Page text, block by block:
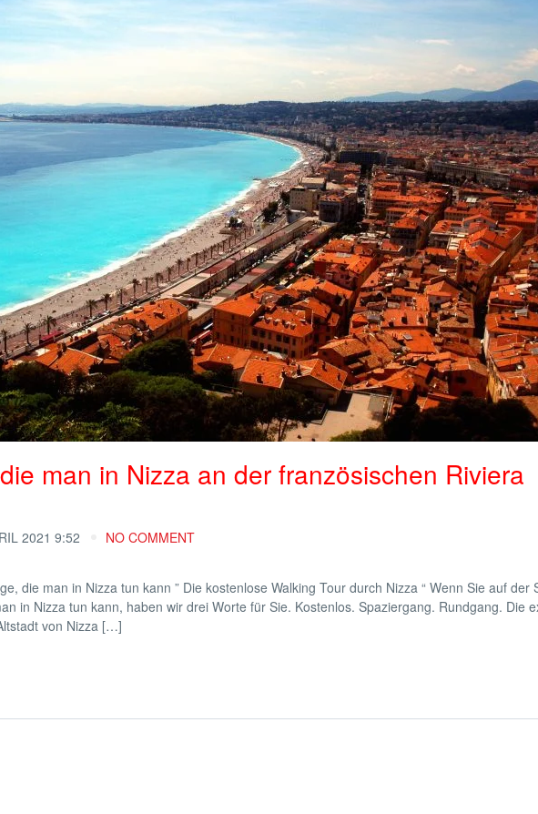
man in Nizza an der französischen Riviera
2021 9:52 NO COMMENT
die man in Nizza tun kann ” Die kostenlose Walking Tour durch Nizza “ Wenn Sie auf der
in Nizza tun kann, haben wir drei Worte für Sie. Kostenlos. Spaziergang. Rundgang. Die
von Nizza […]